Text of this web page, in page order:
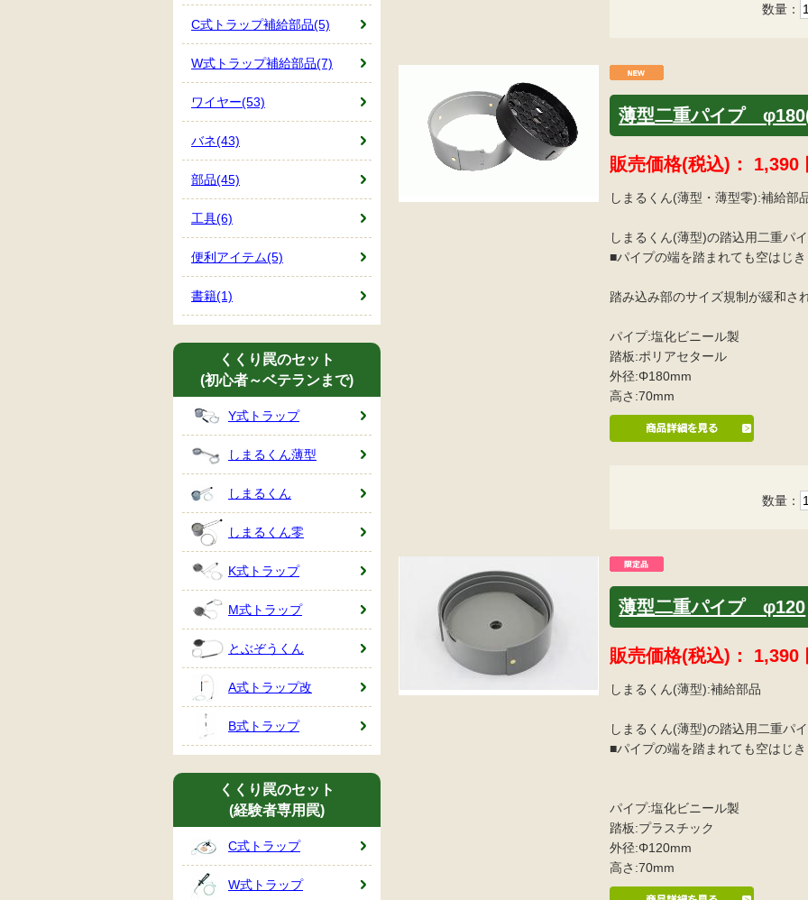
数量：
薄型二重パイプ
販売価格(税込)： 1,390
しまるくん(薄型・薄型零):補給部
しまるくん(薄型)の踏込用二重パ
■パイプの端を踏まれても空はじ
踏み込み部のサイズ規制が緩和さ
パイプ:塩化ビニール製
踏板:ポリアセタール
外径:Φ180mm
高さ:70mm
数量：
薄型二重パイプ φ120
販売価格(税込)： 1,390
しまるくん(薄型):補給部品
しまるくん(薄型)の踏込用二重パ
■パイプの端を踏まれても空はじ
パイプ:塩化ビニール製
踏板:プラスチック
外径:Φ120mm
高さ:70mm
C式トラップ補給部品(5)
W式トラップ補給部品(7)
ワイヤー(53)
バネ(43)
部品(45)
工具(6)
便利アイテム(5)
書籍(1)
くくり罠のセット
(初心者～ベテランまで)
Y式トラップ
しまるくん薄型
しまるくん
しまるくん零
K式トラップ
M式トラップ
とぶぞうくん
A式トラップ改
B式トラップ
くくり罠のセット
(経験者専用罠)
C式トラップ
W式トラップ